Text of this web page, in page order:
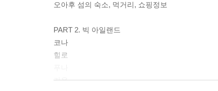
오아후 섬의 숙소, 먹거리, 쇼핑정보
PART 2. 빅 아일랜드
코나
힐로
카우